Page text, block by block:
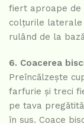
fiert aproape de
colțurile laterale
rulând de la
6. Coacerea
Preîncălzește
farfurie și treci
pe tava
în sus. Coace